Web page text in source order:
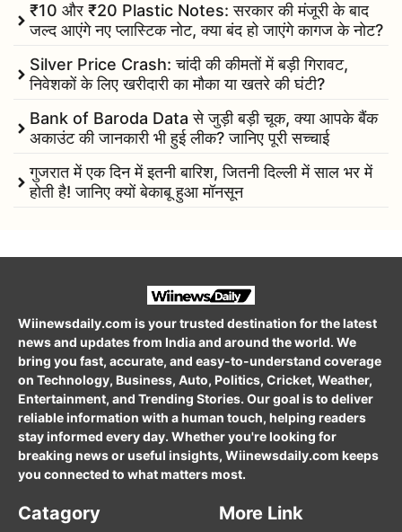
₹10 और ₹20 Plastic Notes: सरकार की मंजूरी के बाद
जल्द आएंगे नए प्लास्टिक नोट, क्या बंद हो जाएंगे कागज के नोट?
Silver Price Crash: चांदी की कीमतों में बड़ी गिरावट,
निवेशकों के लिए खरीदारी का मौका या खतरे की घंटी?
Bank of Baroda Data से जुड़ी बड़ी चूक, क्या आपके बैंक
अकाउंट की जानकारी भी हुई लीक? जानिए पूरी सच्चाई
गुजरात में एक दिन में इतनी बारिश, जितनी दिल्ली में साल भर में
होती है! जानिए क्यों बेकाबू हुआ मॉनसून
Wiinewsdaily.com is your trusted destination for the latest
news and updates from India and around the world. We
bring you fast, accurate, and easy-to-understand coverage
on Technology, Business, Auto, Politics, Cricket, Weather,
Entertainment, and Trending Stories. Our goal is to deliver
reliable information with a human touch, helping readers
stay informed every day. Whether you're looking for
breaking news or useful insights, Wiinewsdaily.com keeps
you connected to what matters most.
Catagory More Link